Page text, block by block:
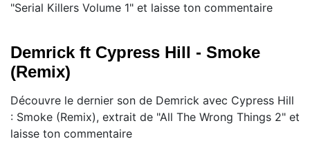
"Serial Killers Volume 1" et laisse ton commentaire
Demrick ft Cypress Hill - Smoke
(Remix)
Découvre le dernier son de Demrick avec Cypress Hill
: Smoke (Remix), extrait de "All The Wrong Things 2" et
laisse ton commentaire